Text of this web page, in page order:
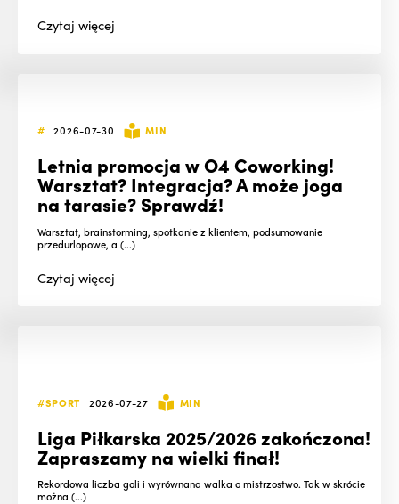
Czytajwięcej
# 2026-07-30 MIN
Letnia promocja w O4 Coworking!
Warsztat? Integracja? A może joga
na tarasie? Sprawdź!
Warsztat, brainstorming, spotkanie z klientem, podsumowanie
przedurlopowe, a (...)
Czytajwięcej
#SPORT 2026-07-27 MIN
Liga Piłkarska 2025/2026 zakończona!
Zapraszamy na wielki finał!
Rekordowa liczba goli i wyrównana walka o mistrzostwo. Tak w skrócie
można (...)